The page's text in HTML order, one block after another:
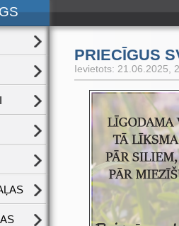
PRIECĪGUS
Ievietots: 21.06.2025,